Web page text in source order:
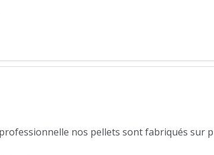
nos pellets sont fabriqués sur